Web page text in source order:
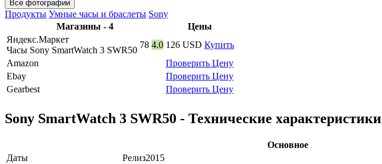
Все фотографии
Продукты Умные часы и браслеты Sony
Магазины - 4
Цены
Яндекс.Маркет
Часы Sony SmartWatch 3 SWR50
78 4.0 126 USD Купить
Amazon
Проверить Цену
Ebay
Проверить Цену
Gearbest
Проверить Цену
Sony SmartWatch 3 SWR50 - Технические характеристики
Основное
Даты
Релиз2015